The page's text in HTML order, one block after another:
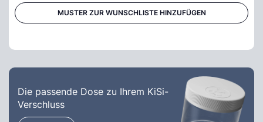
MUSTER ZUR WUNSCHLISTE HINZUFÜGEN
Die passende Dose zu Ihrem KiSi-
Verschluss